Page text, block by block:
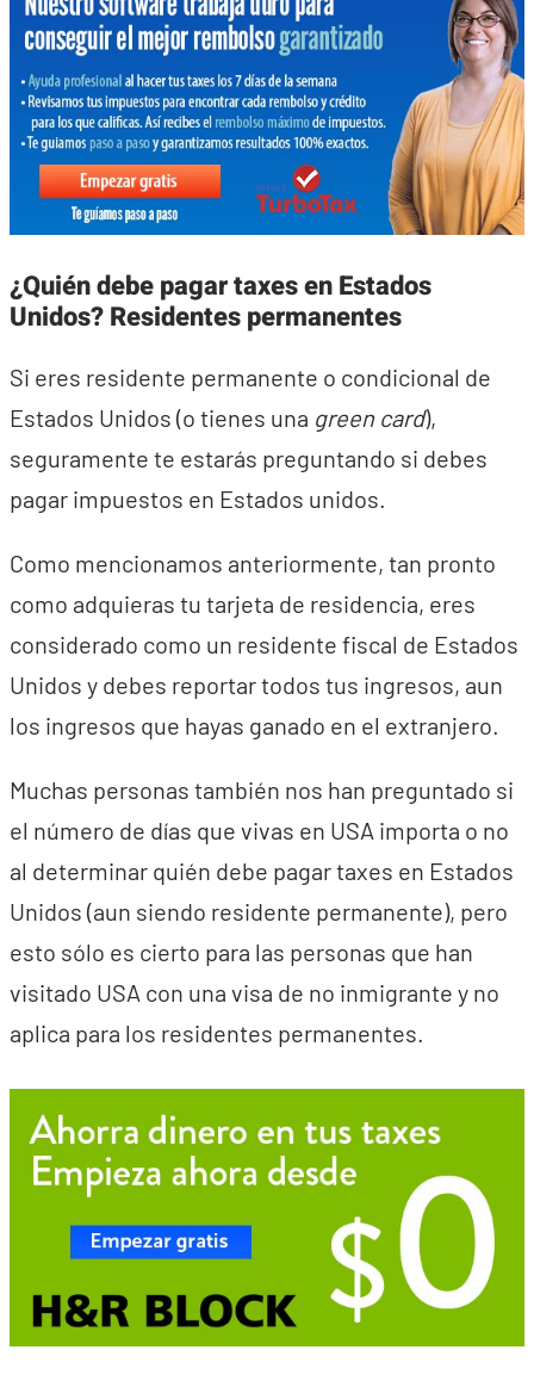
¿Quién debe pagar taxes en Estados
Unidos? Residentes permanentes
Si eres residente permanente o condicional de
Estados Unidos (o tienes una green card),
seguramente te estarás preguntando si debes
pagar impuestos en Estados unidos.
Como mencionamos anteriormente, tan pronto
como adquieras tu tarjeta de residencia, eres
considerado como un residente fiscal de Estados
Unidos y debes reportar todos tus ingresos, aun
los ingresos que hayas ganado en el extranjero.
Muchas personas también nos han preguntado si
el número de días que vivas en USA importa o no
al determinar quién debe pagar taxes en Estados
Unidos (aun siendo residente permanente), pero
esto sólo es cierto para las personas que han
visitado USA con una visa de no inmigrante y no
aplica para los residentes permanentes.